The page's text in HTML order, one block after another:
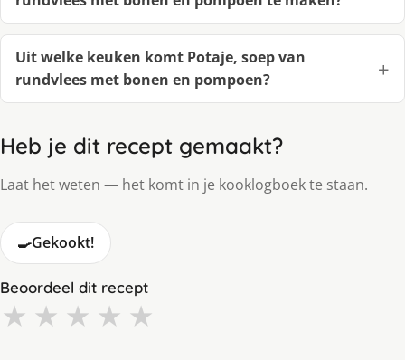
Uit welke keuken komt Potaje, soep van
rundvlees met bonen en pompoen?
Heb je dit recept gemaakt?
Laat het weten — het komt in je kooklogboek te staan.
🍳Gekookt!
Beoordeel dit recept
★ ★ ★ ★ ★